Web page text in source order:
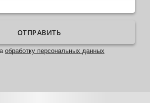
ОТПРАВИТЬ
обработку персональных данных